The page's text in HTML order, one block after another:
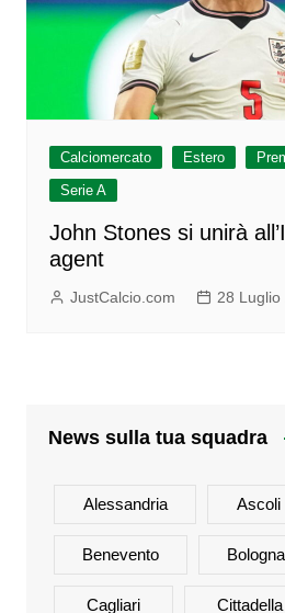
Calciomercato Estero
Serie A
John Stones si unirà
agent
JustCalcio.com 28 Luglio
News sulla tua squadra
Alessandria Ascoli
Benevento Bologna
Cagliari Cittadella